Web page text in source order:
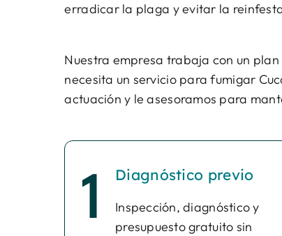
erradicar la plaga y evitar la
Nuestra empresa trabaja con un
necesita un servicio para fumigar
actuación y le asesoramos para
1 Diagnóstico previo
Inspección, diagnóstico y
presupuesto gratuito sin